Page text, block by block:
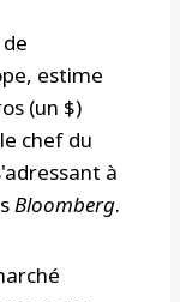
estime
(un $)
chef du
à
Bloomberg.